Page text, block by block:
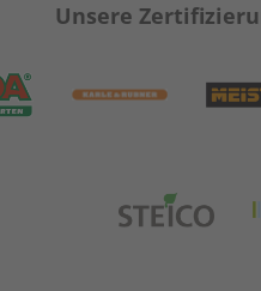
Unsere